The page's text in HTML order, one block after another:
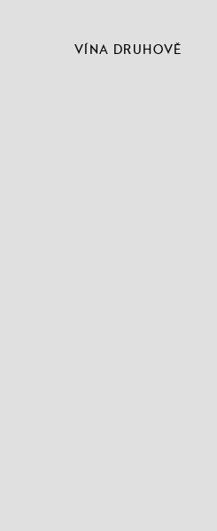
VÍNA DRUHOVĚ